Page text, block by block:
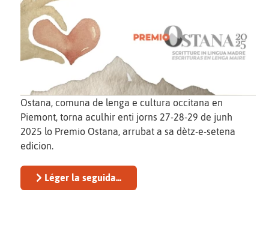
Ostana, comuna de lenga e cultura occitana en
Piemont, torna aculhir enti jorns 27-28-29 de junh
2025 lo Premio Ostana, arrubat a sa dètz-e-setena
edicion.
Léger la seguida...